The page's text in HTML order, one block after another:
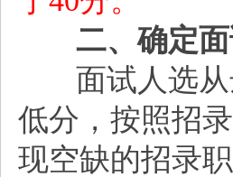
二、确定
面试人选
低分，按照招
现空缺的招录